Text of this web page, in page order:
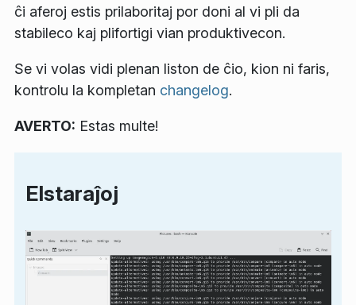
ĉi aferoj estis prilaboritaj por doni al vi pli da
stabileco kaj plifortigi vian produktivecon.
Se vi volas vidi plenan liston de ĉio, kion ni faris,
kontrolu la kompletan changelog.
AVERTO: Estas multe!
Elstaraĵoj